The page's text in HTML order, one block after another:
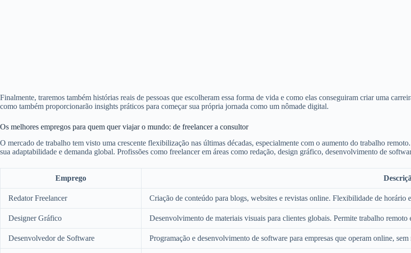
Finalmente, traremos também histórias reais de pessoas que escolheram essa forma de vida e como elas conseguiram criar uma
como também proporcionarão insights práticos para começar sua própria jornada como um nômade digital.
Os melhores empregos para quem quer viajar o mundo: de freelancer a consultor
O mercado de trabalho tem visto uma crescente flexibilização nas últimas décadas, especialmente com o aumento do trabalho
sua adaptabilidade e demanda global. Profissões como freelancer em áreas como redação, design gráfico, desenvolvimento de
Emprego
Redator Freelancer Criação de conteúdo para blogs, websites e revistas online. Flexibilidade de horário
Designer Gráfico Desenvolvimento de materiais visuais para clientes globais. Permite trabalho remoto
Desenvolvedor de Software Programação e desenvolvimento de software para empresas que operam online, sem